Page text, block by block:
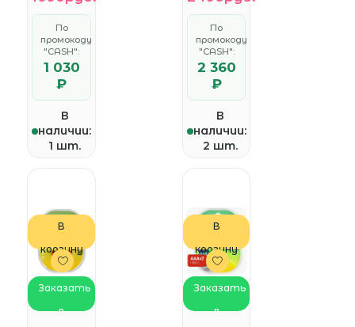
По
промокоду
"CASH":
1 030
₽
В
наличии:
1 шт.
По
промокоду
"CASH":
2 360
₽
В
наличии:
2 шт.
В
корзину
Заказать
в
В
корзину
Заказать
в